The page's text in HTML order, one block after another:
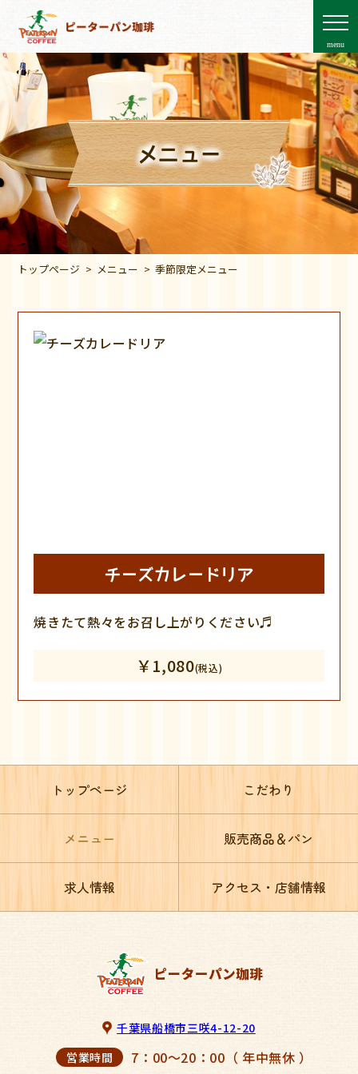
menu
メニュー
トップページ メニュー 季節限定メニュー
チーズカレードリア
焼きたて熱々をお召し上がりください♬
￥1,080(税込)
トップページ こだわり
メニュー 販売商品＆パン
求人情報 アクセス・店舗情報
千葉県船橋市三咲4-12-20
営業時間
7：00～20：00（ 年中無休 ）